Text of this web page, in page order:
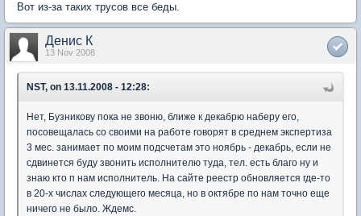
Вот из-за таких трусов все беды.
Денис К
13 Nov 2008
NST, on 13.11.2008 - 12:28:
Нет, Бузникову пока не звоню, ближе к декабрю наберу его,
посовещалась со своими на работе говорят в среднем экспертиза
3 мес. занимает по моим подсчетам это ноябрь - декабрь, если не
сдвинется буду звонить исполнителю туда, тел. есть благо ну и
знаю кто п нам исполнитель. На сайте реестр обновляется где-то
в 20-х числах следующего месяца, но в октябре по нам точно еще
ничего не было. Ждемс.